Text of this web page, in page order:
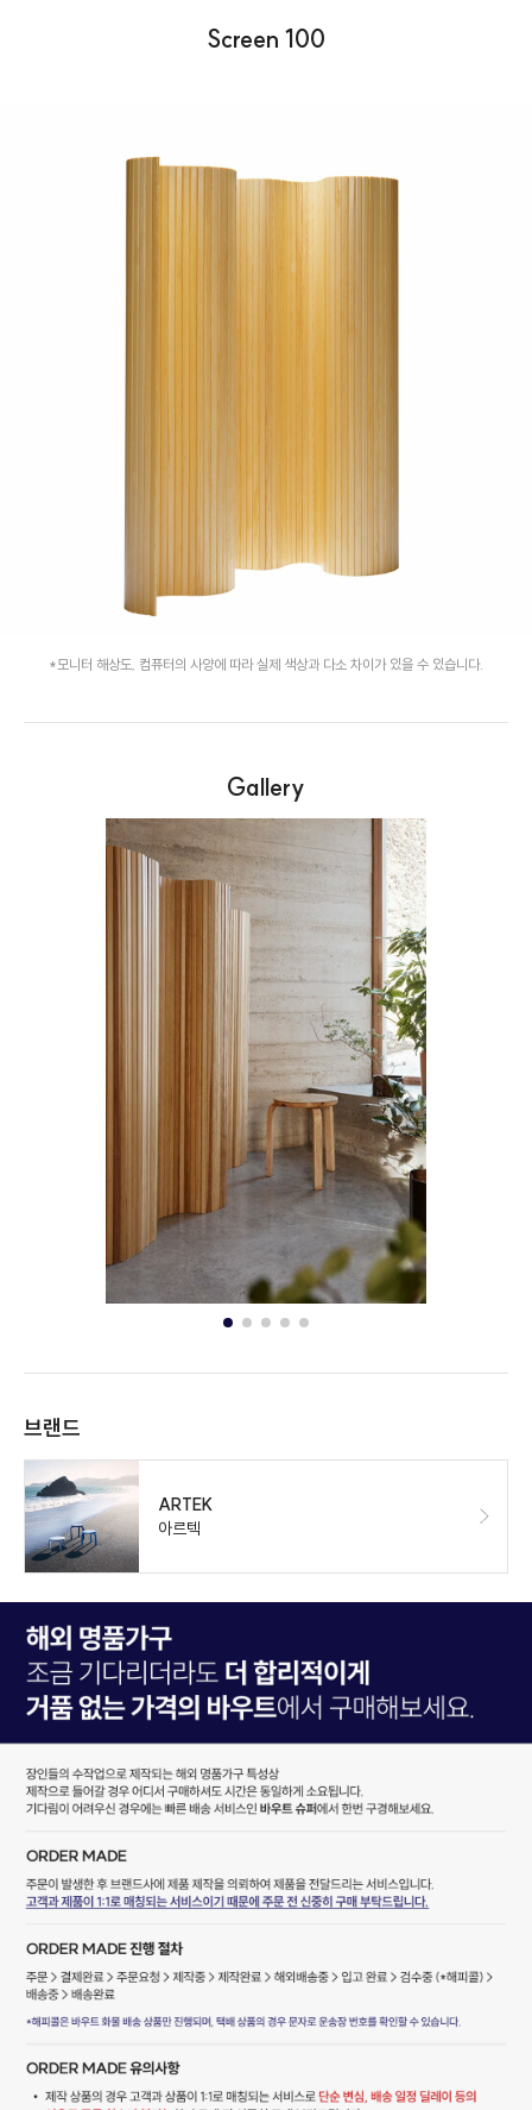
Screen 100
*모니터 해상도, 컴퓨터의 사양에 따라 실제 색상과 다소 차이가 있을 수 있습니다.
Gallery
브랜드
ARTEK
아르텍